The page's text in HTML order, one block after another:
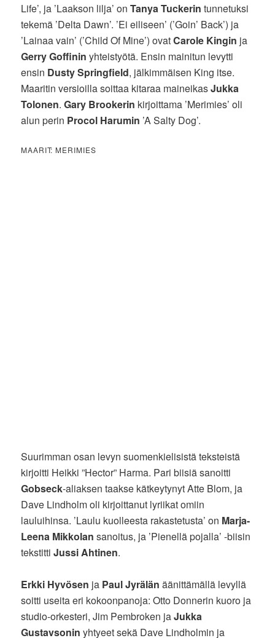
Life’, ja ’Laakson lilja’ onTanya Tuckerin tunnetuksi
tekemä ’Delta Dawn’. ’Ei eiliseen’ (’Goin’ Back’) ja
’Lainaa vain’ (’Child Of Mine’) ovatCarole Kingin ja
Gerry Goffinin yhteistyötä. Ensin mainitun levytti
ensin Dusty Springfield, jälkimmäisen King itse.
Maaritin versioilla soittaa kitaraa maineikasJukka
Tolonen.Gary Brookerin kirjoittama ’Merimies’ oli
alun perin Procol Harumin ’A Salty Dog’.
MAARIT: MERIMIES
Suurimman osan levyn suomenkielisistä teksteistä
kirjoitti Heikki ”Hector” Harma. Pari biisiä sanoitti
Gobseck-aliaksen taakse kätkeytynyt Atte Blom, ja
Dave Lindholm oli kirjoittanut lyriikat omiin
lauluihinsa. ’Laulu kuolleesta rakastetusta’ on Marja-
Leena Mikkolan sanoitus, ja ’Pienellä pojalla’ -biisin
tekstittiJussi Ahtinen.
Erkki Hyvösen ja Paul Jyrälän äänittämällä levyllä
soitti useita eri kokoonpanoja: Otto Donnerin kuoro ja
studio-orkesteri, Jim Pembroken jaJukka
Gustavsonin yhtyeet sekä Dave Lindholmin ja